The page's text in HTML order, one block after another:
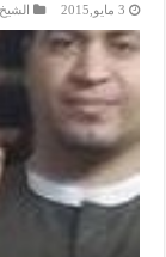
3 مايو,2015